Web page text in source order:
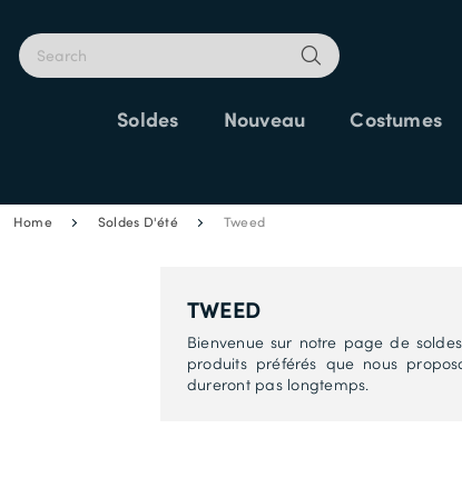
Soldes Nouveau Costumes
25%
Home Soldes D'été Tweed
TWEED
Bienvenue sur notre page de
produits préférés que nous
dureront pas longtemps.